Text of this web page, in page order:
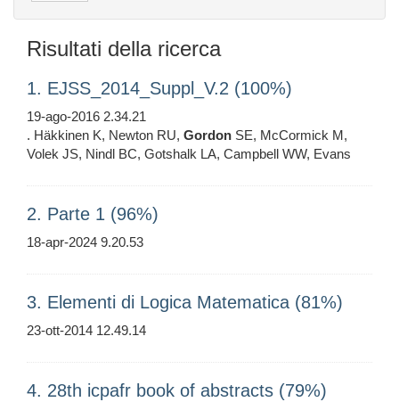
Risultati della ricerca
1. EJSS_2014_Suppl_V.2 (100%)
19-ago-2016 2.34.21
. Häkkinen K, Newton RU, Gordon SE, McCormick M,
Volek JS, Nindl BC, Gotshalk LA, Campbell WW, Evans
2. Parte 1 (96%)
18-apr-2024 9.20.53
3. Elementi di Logica Matematica (81%)
23-ott-2014 12.49.14
4. 28th icpafr book of abstracts (79%)